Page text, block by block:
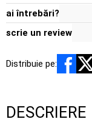
ai întrebări?
scrie un review
Distribuie pe:
DESCRIERE